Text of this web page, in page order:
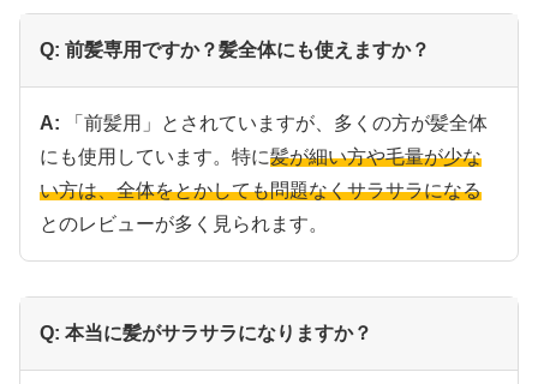
Q: 前髪専用ですか？髪全体にも使えますか？
A: 「前髪用」とされていますが、多くの方が髪全体
にも使用しています。特に髪が細い方や毛量が少な
い方は、全体をとかしても問題なくサラサラになる
とのレビューが多く見られます。
Q: 本当に髪がサラサラになりますか？